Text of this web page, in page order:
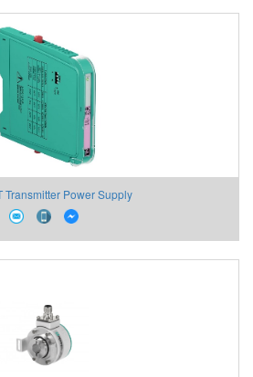
Transmitter Power Supply